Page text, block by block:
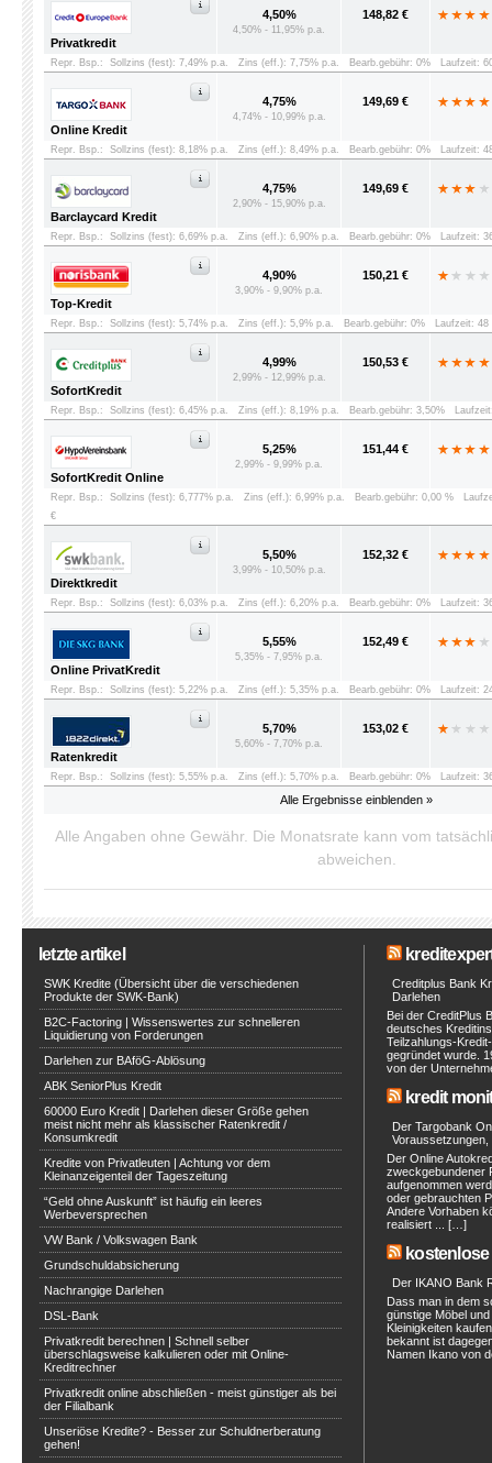
Alle Ergebnisse einblenden »
Privatkredit
4,50%
4,50% - 11,95% p.a.
148,82 €
Repr. Bsp.: Sollzins (fest): 7,49% p.a. Zins (eff.): 7,75% p.a. Bearb.gebühr: 0% Laufzeit:
Online Kredit
4,75%
4,74% - 10,99% p.a.
149,69 €
Repr. Bsp.: Sollzins (fest): 8,18% p.a. Zins (eff.): 8,49% p.a. Bearb.gebühr: 0% Laufzeit:
Barclaycard Kredit
4,75%
2,90% - 15,90% p.a.
149,69 €
Repr. Bsp.: Sollzins (fest): 6,69% p.a. Zins (eff.): 6,90% p.a. Bearb.gebühr: 0% Laufzeit:
Top-Kredit
4,90%
3,90% - 9,90% p.a.
150,21 €
Repr. Bsp.: Sollzins (fest): 5,74% p.a. Zins (eff.): 5,9% p.a. Bearb.gebühr: 0% Laufzeit: 48
SofortKredit
4,99%
2,99% - 12,99% p.a.
150,53 €
Repr. Bsp.: Sollzins (fest): 6,45% p.a. Zins (eff.): 8,19% p.a. Bearb.gebühr: 3,50%
SofortKredit Online
5,25%
2,99% - 9,99% p.a.
151,44 €
Repr. Bsp.: Sollzins (fest): 6,777% p.a. Zins (eff.): 6,99% p.a. Bearb.gebühr: 0,00 %
€
Direktkredit
5,50%
3,99% - 10,50% p.a.
152,32 €
Repr. Bsp.: Sollzins (fest): 6,03% p.a. Zins (eff.): 6,20% p.a. Bearb.gebühr: 0% Laufzeit:
Online PrivatKredit
5,55%
5,35% - 7,95% p.a.
152,49 €
Repr. Bsp.: Sollzins (fest): 5,22% p.a. Zins (eff.): 5,35% p.a. Bearb.gebühr: 0% Laufzeit:
Ratenkredit
5,70%
5,60% - 7,70% p.a.
153,02 €
Repr. Bsp.: Sollzins (fest): 5,55% p.a. Zins (eff.): 5,70% p.a. Bearb.gebühr: 0% Laufzeit:
Alle Angaben ohne Gewähr. Die Monatsrate kann vom
abweichen.
letzte artikel
SWK Kredite (Übersicht über die verschiedenen
Produkte der SWK-Bank)
B2C-Factoring | Wissenswertes zur schnelleren
Liquidierung von Forderungen
Darlehen zur BAföG-Ablösung
ABK SeniorPlus Kredit
60000 Euro Kredit | Darlehen dieser Größe gehen
meist nicht mehr als klassischer Ratenkredit /
Konsumkredit
Kredite von Privatleuten | Achtung vor dem
Kleinanzeigenteil der Tageszeitung
“Geld ohne Auskunft” ist häufig ein leeres
Werbeversprechen
VW Bank / Volkswagen Bank
Grundschuldabsicherung
Nachrangige Darlehen
DSL-Bank
Privatkredit berechnen | Schnell selber
überschlagsweise kalkulieren oder mit Online-
Kreditrechner
Privatkredit online abschließen - meist günstiger als bei
der Filialbank
Unseriöse Kredite? - Besser zur Schuldnerberatung
gehen!
Creditplus Bank
Darlehen
Bei der CreditPlus
deutsches
Teilzahlungs-
gegründet wurde.
von der
kredit
Der Targobank
Voraussetzungen,
Der Online
zweckgebundener
aufgenommen
oder gebrauchten
Andere Vorhaben
realisiert ... […]
Der IKANO Bank
Dass man in dem
günstige Möbel
Kleinigkeiten
bekannt ist
Namen Ikano von